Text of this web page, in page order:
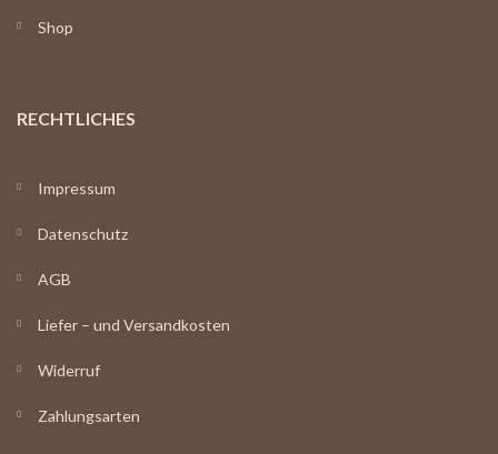
Shop
RECHTLICHES
Impressum
Datenschutz
AGB
Liefer – und Versandkosten
Widerruf
Zahlungsarten